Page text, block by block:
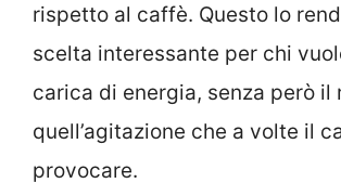
rispetto al caffè. Questo lo
scelta interessante per chi
carica di energia, senza però il
quell’agitazione che a volte il
provocare.